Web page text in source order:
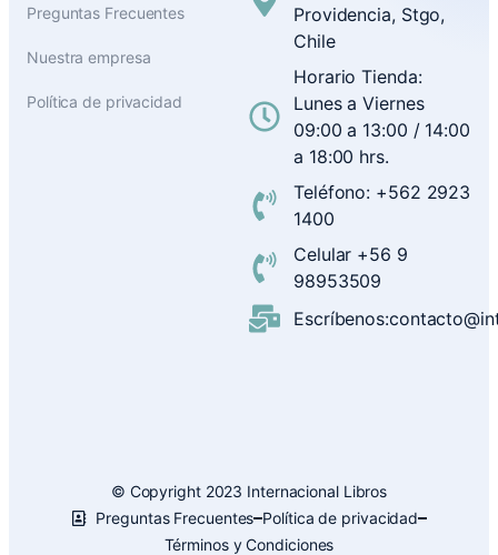
Preguntas Frecuentes
Nuestra empresa
Política de privacidad
Providencia, Stgo,
Chile
Horario Tienda:
Lunes a Viernes
09:00 a 13:00 / 14:00
a 18:00 hrs.
Teléfono: +562 2923
1400
Celular +56 9
98953509
© Copyright 2023 Internacional Libros
Preguntas Frecuentes Política de privacidad
Términos y Condiciones